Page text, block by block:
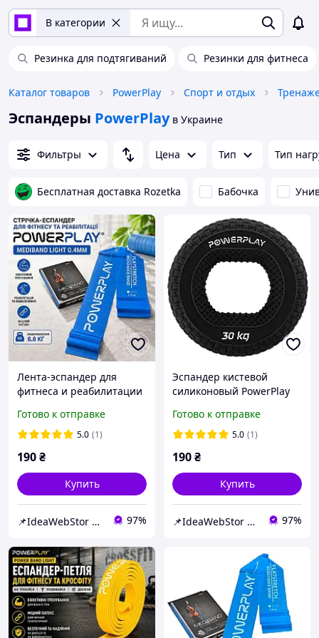
В категории
Резинка для подтягиваний Резинки для фитнеса
Каталог товаров PowerPlay Спорт и отдых
Эспандеры PowerPlay в Украине
Фильтры Цена Тип Тип
Бесплатная доставка Rozetka Бабочка
Лента-эспандер для
фитнеса и реабилитации
MediBand Light Синяя (6.8
кг)
Готово к отправке
5.0 (1)
190₴
Купить
📌IdeaWebStor интернет-магазин товаров для спорта 97%
Эспандер кистевой
силиконовый PowerPlay
30 кг. Черный
Готово к отправке
5.0 (1)
190₴
Купить
📌IdeaWebStor интернет-магазин товаров для спорта 97%